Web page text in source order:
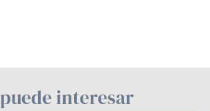
interesar